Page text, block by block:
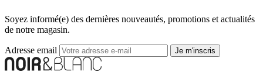
Soyez informé(e) des dernières nouveautés, promotions et actualités
de notre magasin.
Adresse email Je m'inscris